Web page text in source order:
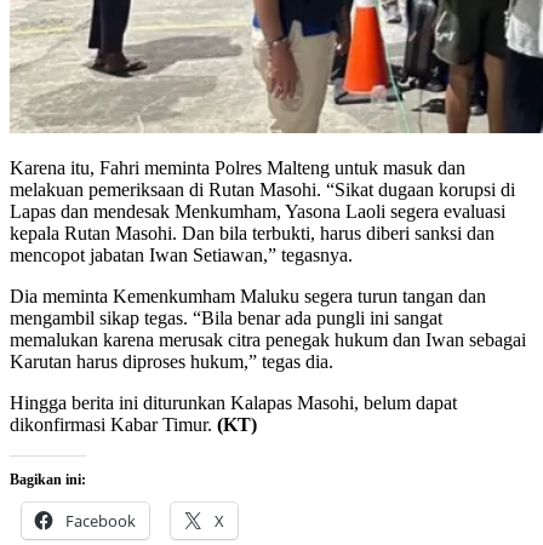
Karena itu, Fahri meminta Polres Malteng untuk masuk dan
melakuan pemeriksaan di Rutan Masohi. “Sikat dugaan korupsi di
Lapas dan mendesak Menkumham, Yasona Laoli segera evaluasi
kepala Rutan Masohi. Dan bila terbukti, harus diberi sanksi dan
mencopot jabatan Iwan Setiawan,” tegasnya.
Dia meminta Kemenkumham Maluku segera turun tangan dan
mengambil sikap tegas. “Bila benar ada pungli ini sangat
memalukan karena merusak citra penegak hukum dan Iwan sebagai
Karutan harus diproses hukum,” tegas dia.
Hingga berita ini diturunkan Kalapas Masohi, belum dapat
dikonfirmasi Kabar Timur. (KT)
Bagikan ini:
Facebook X